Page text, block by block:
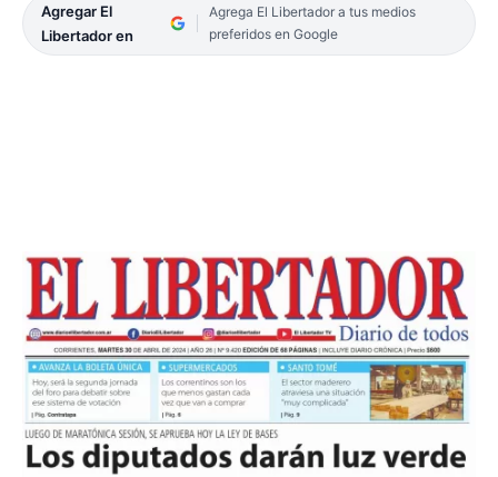
Agregar El
Libertador en
Agrega El Libertador a tus medios
preferidos en Google